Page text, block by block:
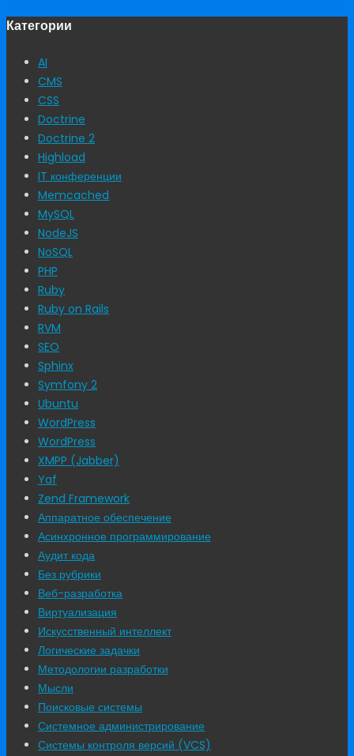
Категории
AI
CMS
CSS
Doctrine
Doctrine 2
Highload
IT конференции
Memcached
MySQL
NodeJS
NoSQL
PHP
Ruby
Ruby on Rails
RVM
SEO
Sphinx
Symfony 2
Ubuntu
WordPress
WordPress
XMPP (Jabber)
Yaf
Zend Framework
Аппаратное обеспечение
Асинхронное программирование
Аудит кода
Без рубрики
Веб-разработка
Виртуализация
Искусственный интеллект
Логические задачки
Методологии разработки
Мысли
Поисковые системы
Системное администрирование
Системы контроля версий (VCS)